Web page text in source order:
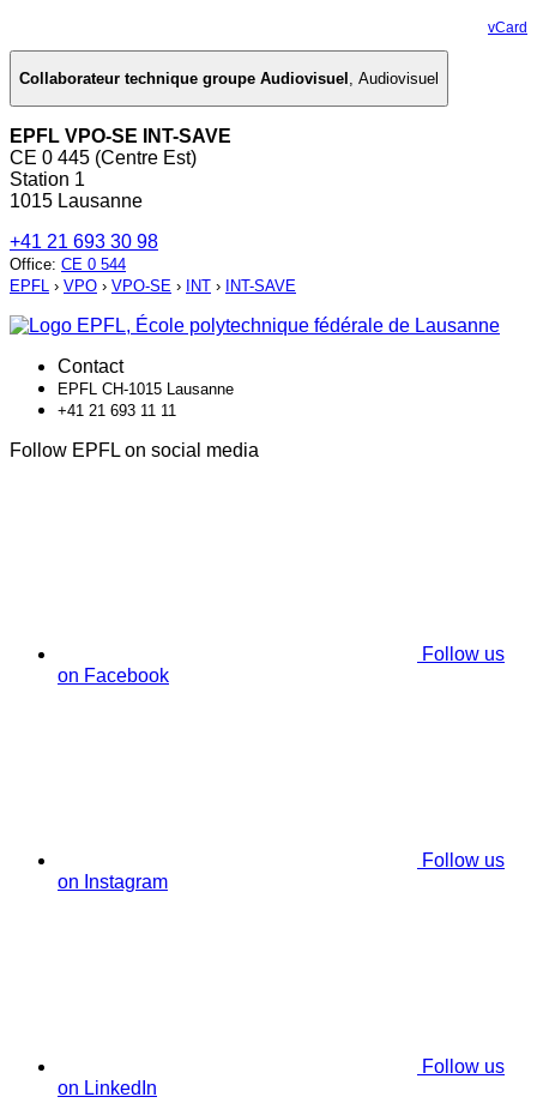
vCard
Collaborateur technique groupe Audiovisuel , Audiovisuel
EPFL VPO-SE INT-SAVE
CE 0 445 (Centre Est)
Station 1
1015 Lausanne
+41 21 693 30 98
Office: CE 0 544
EPFL › VPO › VPO-SE › INT › INT-SAVE
Contact
EPFL CH-1015 Lausanne
+41 21 693 11 11
Follow EPFL on social media
Follow us
on Facebook
Follow us
on Instagram
Follow us
on LinkedIn